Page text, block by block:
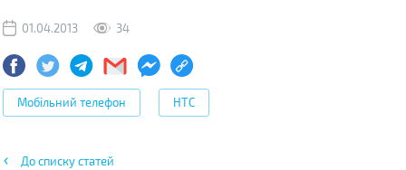
01.04.2013 34
Мобільний телефон HTC
До списку статей